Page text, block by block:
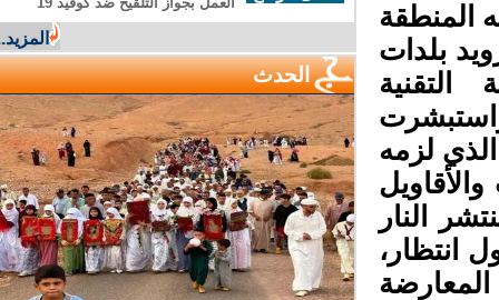
بلدات
لزمه
النار
المزيد...
الحدث